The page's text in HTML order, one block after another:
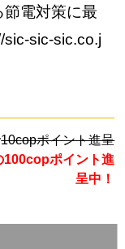
電対策に最
sic-sic.co.j
10copポイント進呈
100copポイント進
呈中！